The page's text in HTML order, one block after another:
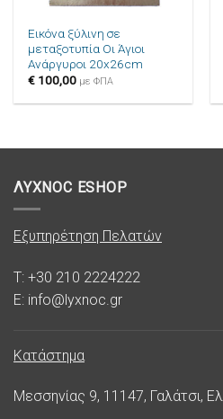
Εικόνα ξύλινη σε
μεταξοτυπία Οι Άγιοι
Ανάργυροι 20x26cm
€ 100,00 με ΦΠΑ
ΛΥΧΝΟC ESHOP
Εξυπηρέτηση Πελατών
T: +30 210 2224222
E: info@lyxnoc.gr
Κατάστημα
Μεσσηνίας 9, 11147, Γαλάτσι,